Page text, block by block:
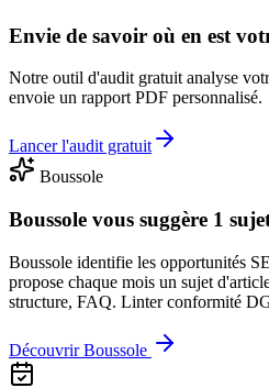
Envie de savoir où en est
Notre outil d'audit gratuit analyse
envoie un rapport PDF personnalisé.
Lancer l'audit gratuit
Boussole
Boussole vous suggère 1
Boussole identifie les opportunités
propose chaque mois un sujet
structure, FAQ. Linter conformité
Découvrir Boussole